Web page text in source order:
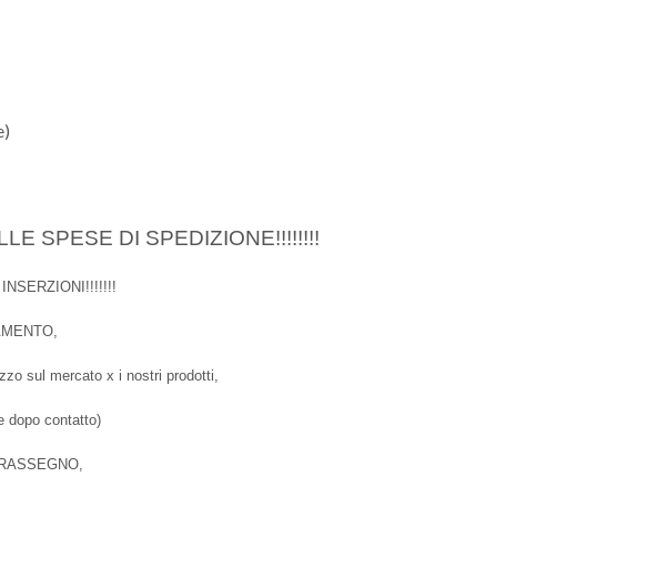
SPESE DI SPEDIZIONE!!!!!!!!
INSERZIONI!!!!!!!
sul mercato x i nostri prodotti,
dopo contatto)